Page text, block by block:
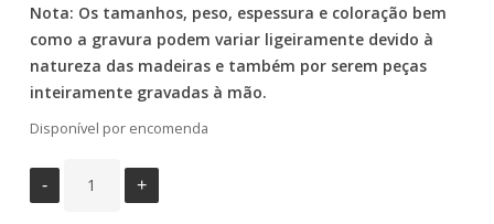
Nota: Os tamanhos, peso, espessura e coloração bem
como a gravura podem variar ligeiramente devido à
natureza das madeiras e também por serem peças
inteiramente gravadas à mão.
Disponível por encomenda
Necessárias
Estas cookies
opcionais.
Elas são
para que o
funcione.